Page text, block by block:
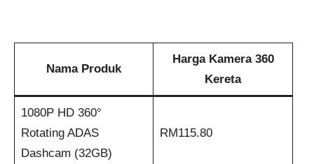
Nama Produk
Harga Kamera 360
Kereta
1080P HD 360°
Rotating ADAS
Dashcam (32GB)
RM115.80